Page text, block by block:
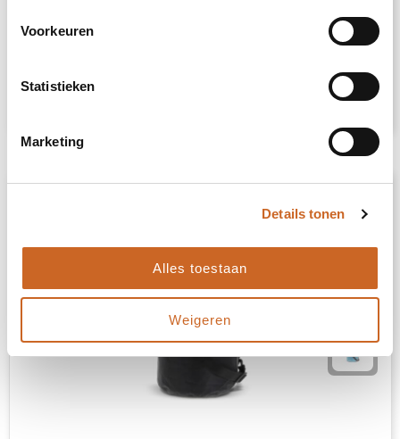
Voorkeuren
Statistieken
Marketing
Details tonen
Alles toestaan
Weigeren
190T van Polyester
Bekijk